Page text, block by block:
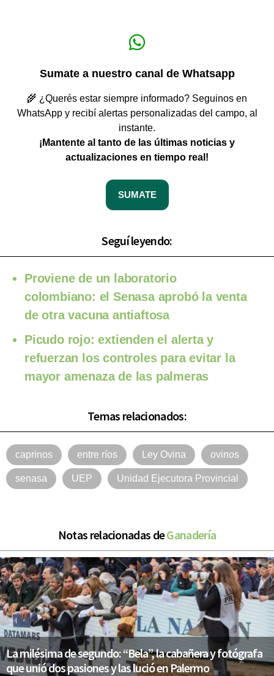
Sumate a nuestro canal de Whatsapp
🌾 ¿Querés estar siempre informado? Seguinos en
WhatsApp y recibí alertas personalizadas del campo, al
instante.
¡Mantente al tanto de las últimas noticias y
actualizaciones en tiempo real!
SUMATE
Seguí leyendo:
Proviene de un laboratorio
colombiano: el Senasa aprobó la venta
de otra vacuna antiaftosa
Picudo rojo: extienden el alerta y
refuerzan los controles para evitar la
mayor amenaza de las palmeras
Temas relacionados:
caprinos entre ríos Ley Ovina ovinos
senasa UEP Unidad Ejecutora Provincial
Notas relacionadas deGanadería
La milésima de segundo: “Bela”, la cabañera y fotógrafa
que unió dos pasiones y las lució en Palermo